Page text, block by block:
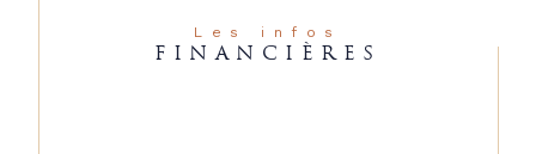
Les infos
FINANCIÈRES